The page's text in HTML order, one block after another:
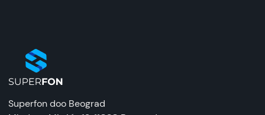
EAN:
6957303893171
Zemlja porekla:
Superfon doo Beograd